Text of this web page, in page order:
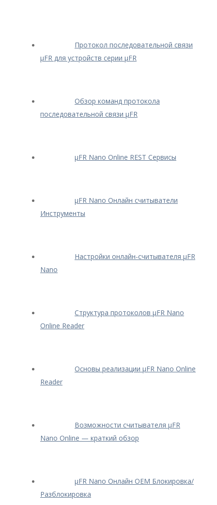
Протокол последовательной связи
μFR для устройств серии μFR
Обзор команд протокола
последовательной связи μFR
μFR Nano Online REST Сервисы
μFR Nano Онлайн считыватели
Инструменты
Настройки онлайн-считывателя μFR
Nano
Структура протоколов μFR Nano
Online Reader
Основы реализации μFR Nano Online
Reader
Возможности считывателя μFR
Nano Online — краткий обзор
μFR Nano Онлайн OEM Блокировка/
Разблокировка